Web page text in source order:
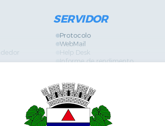
SERVIDOR
Protocolo
WebMail
Help Desk
Informe de rendimento
GPI
Diário Oficial
Fale com RH
SGDI - Sistema de Gerência de
Concurso Público e Processo